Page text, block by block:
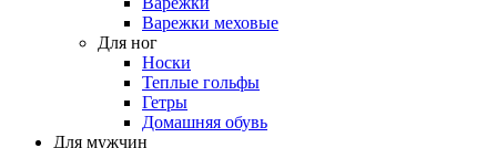
Варежки меховые
Для ног
Носки
Теплые гольфы
Гетры
Домашняя обувь
Для мужчин